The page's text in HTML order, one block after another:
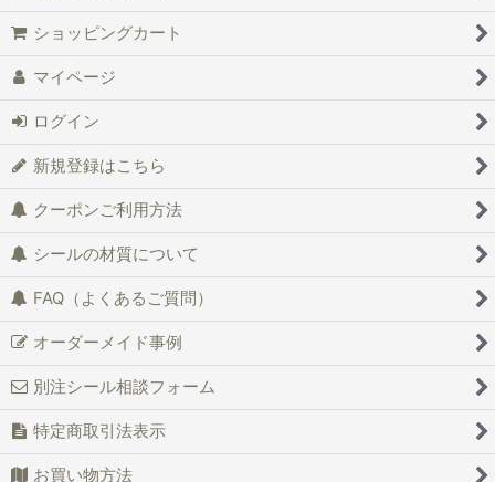
ショッピングカート
マイページ
ログイン
新規登録はこちら
クーポンご利用方法
シールの材質について
FAQ（よくあるご質問）
オーダーメイド事例
別注シール相談フォーム
特定商取引法表示
お買い物方法